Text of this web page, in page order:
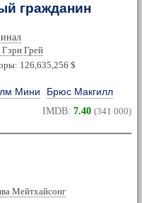
гражданин
Грей
126,635,256 $
Мини Брюс Макгилл
IMDB: 7.40 (341 000)
Мейтхайсонг